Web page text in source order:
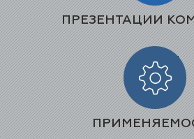
ПРЕЗЕНТАЦИИ